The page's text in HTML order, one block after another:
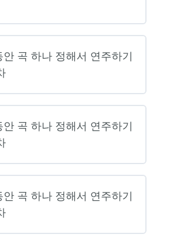
안 곡 하나 정해서 연주하기
안 곡 하나 정해서 연주하기
안 곡 하나 정해서 연주하기